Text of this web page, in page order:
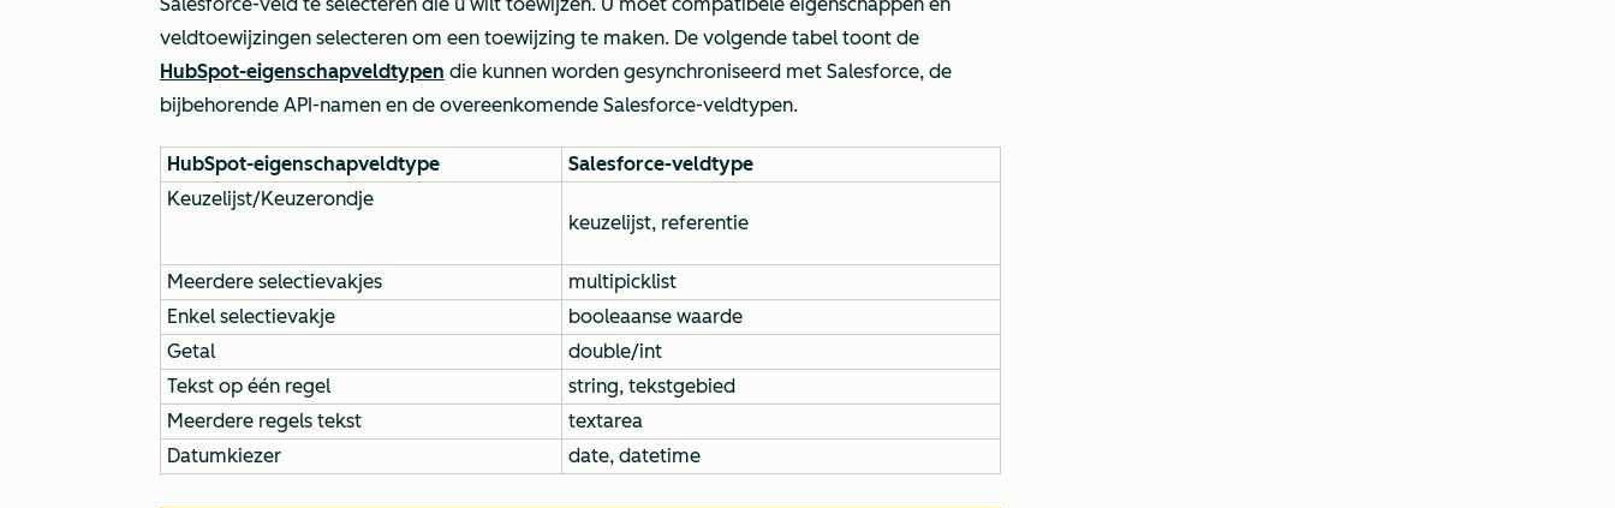
veldtoewijzingen selecteren om een toewijzing te maken. De volgende tabel toont de
HubSpot-eigenschapveldtypen die kunnen worden gesynchroniseerd met Salesforce, de
bijbehorende API-namen en de overeenkomende Salesforce-veldtypen.
HubSpot-eigenschapveldtype
Salesforce-veldtype
Keuzelijst/Keuzerondje
keuzelijst, referentie
Meerdere selectievakjes
multipicklist
Enkel selectievakje
booleaanse waarde
Getal
double/int
Tekst op één regel
string, tekstgebied
Meerdere regels tekst
textarea
Datumkiezer
date, datetime